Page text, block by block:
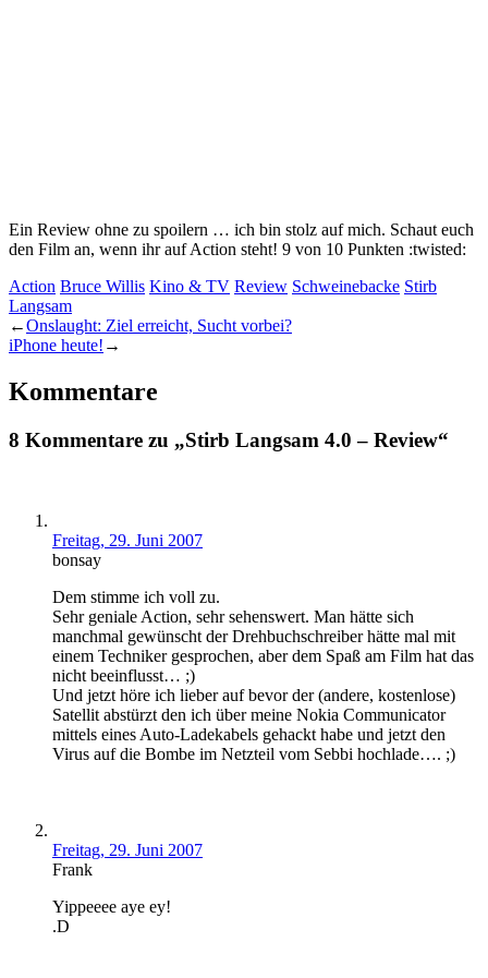
Ein Review ohne zu spoilern … ich bin stolz auf mich. Schaut euch
den Film an, wenn ihr auf Action steht! 9 von 10 Punkten :twisted:
Action Bruce Willis Kino & TV Review Schweinebacke Stirb
Langsam
←Onslaught: Ziel erreicht, Sucht vorbei?
iPhone heute! →
Kommentare
8 Kommentare zu „Stirb Langsam 4.0 – Review“
Freitag, 29. Juni 2007
bonsay
Dem stimme ich voll zu.
Sehr geniale Action, sehr sehenswert. Man hätte sich
manchmal gewünscht der Drehbuchschreiber hätte mal mit
einem Techniker gesprochen, aber dem Spaß am Film hat das
nicht beeinflusst… ;)
Und jetzt höre ich lieber auf bevor der (andere, kostenlose)
Satellit abstürzt den ich über meine Nokia Communicator
mittels eines Auto-Ladekabels gehackt habe und jetzt den
Virus auf die Bombe im Netzteil vom Sebbi hochlade…. ;)
Freitag, 29. Juni 2007
Frank
Yippeeee aye ey!
.D